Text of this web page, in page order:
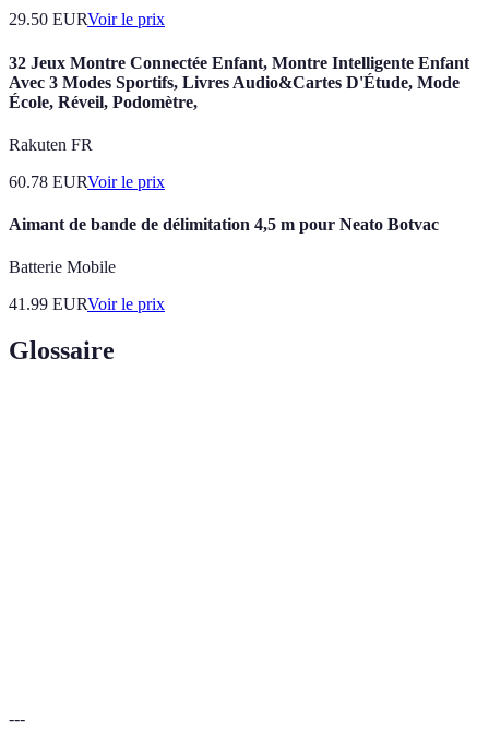
29.50 EURVoir le prix
32 Jeux Montre Connectée Enfant, Montre Intelligente Enfant
Avec 3 Modes Sportifs, Livres Audio&Cartes D'Étude, Mode
École, Réveil, Podomètre,
Rakuten FR
60.78 EURVoir le prix
Aimant de bande de délimitation 4,5 m pour Neato Botvac
Batterie Mobile
41.99 EURVoir le prix
Glossaire
---